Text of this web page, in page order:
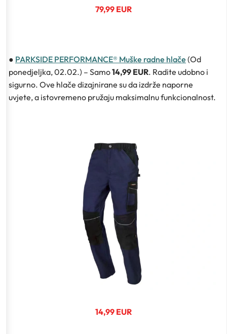
79,99 EUR
● PARKSIDE PERFORMANCE® Muške radne hlače (Od
ponedjeljka, 02.02.) – Samo14,99 EUR. Radite udobno i
sigurno. Ove hlače dizajnirane su da izdrže naporne
uvjete, a istovremeno pružaju maksimalnu funkcionalnost.
14,99 EUR